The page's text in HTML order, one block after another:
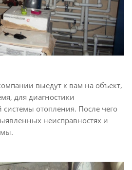
выедут к вам на объект,
для диагностики
отопления. После чего
неисправностях и